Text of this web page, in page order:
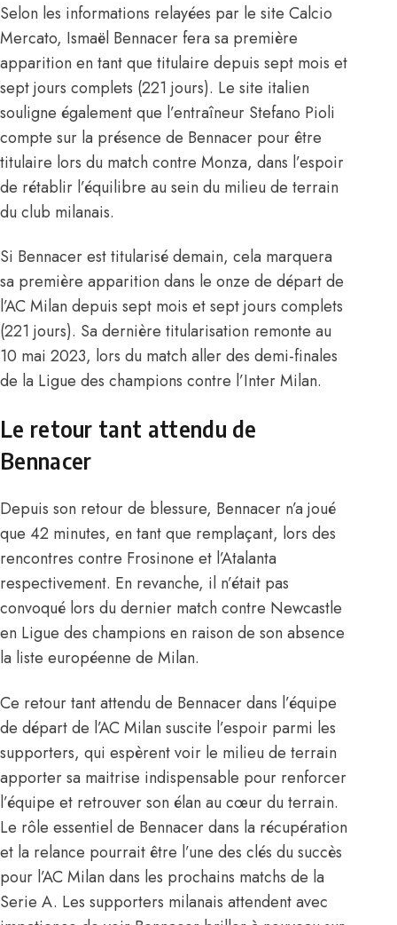
Selon les informations relayées par le site Calcio
Mercato, Ismaël Bennacer fera sa première
apparition en tant que titulaire depuis sept mois et
sept jours complets (221 jours). Le site italien
souligne également que l’entraîneur Stefano Pioli
compte sur la présence de Bennacer pour être
titulaire lors du match contre Monza, dans l’espoir
de rétablir l’équilibre au sein du milieu de terrain
du club milanais.
Si Bennacer est titularisé demain, cela marquera
sa première apparition dans le onze de départ de
l’AC Milan depuis sept mois et sept jours complets
(221 jours). Sa dernière titularisation remonte au
10 mai 2023, lors du match aller des demi-finales
de la Ligue des champions contre l’Inter Milan.
Le retour tant attendu de
Bennacer
Depuis son retour de blessure, Bennacer n’a joué
que 42 minutes, en tant que remplaçant, lors des
rencontres contre Frosinone et l’Atalanta
respectivement. En revanche, il n’était pas
convoqué lors du dernier match contre Newcastle
en Ligue des champions en raison de son absence
la liste européenne de Milan.
Ce retour tant attendu de Bennacer dans l’équipe
de départ de l’AC Milan suscite l’espoir parmi les
supporters, qui espèrent voir le milieu de terrain
apporter sa maitrise indispensable pour renforcer
l’équipe et retrouver son élan au cœur du terrain.
Le rôle essentiel de Bennacer dans la récupération
et la relance pourrait être l’une des clés du succès
pour l’AC Milan dans les prochains matchs de la
Serie A. Les supporters milanais attendent avec